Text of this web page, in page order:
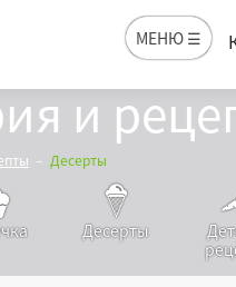
МЕНЮ ☰
и
Десерты
Десерты